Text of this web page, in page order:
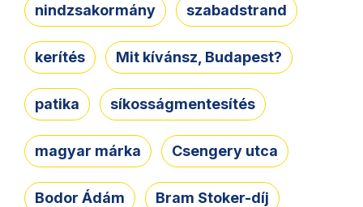
nindzsakormány szabadstrand
kerítés Mit kívánsz, Budapest?
patika síkosságmentesítés
magyar márka Csengery utca
Bodor Ádám Bram Stoker-díj